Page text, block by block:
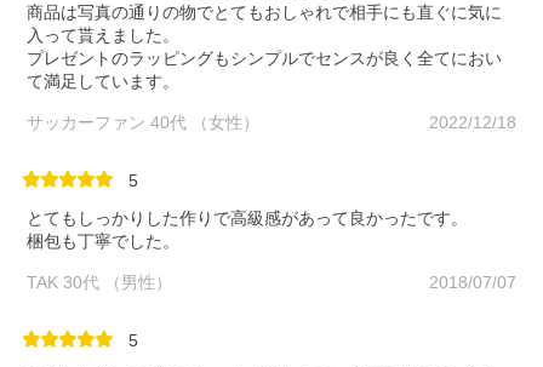
商品は写真の通りの物でとてもおしゃれで相手にも直ぐに気に
入って貰えました。
プレゼントのラッピングもシンプルでセンスが良く全てにおい
て満足しています。
サッカーファン 40代 （女性） 2022/12/18
5
とてもしっかりした作りで高級感があって良かったです。
梱包も丁寧でした。
TAK 30代 （男性） 2018/07/07
5